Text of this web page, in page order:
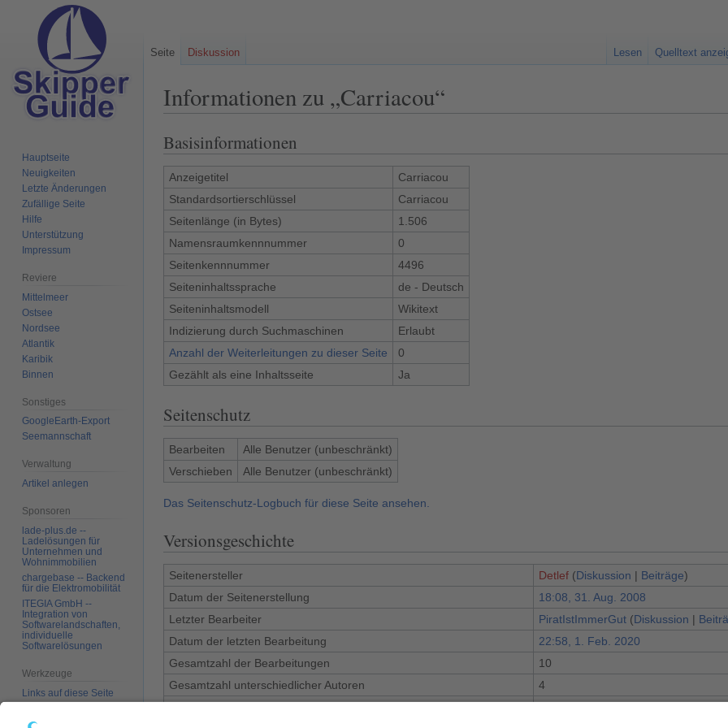
Informationen zu „Carriacou“
Zur
Navigation
springen
Zur
Suche
springen
Basisinformationen
Anzeigetitel
Carriacou
Standardsortierschlüssel
Carriacou
Seitenlänge (in Bytes)
1.506
Namensraumkennnummer
0
Seitenkennnummer
4496
Seiteninhaltssprache
de - Deutsch
Seiteninhaltsmodell
Wikitext
Indizierung durch Suchmaschinen
Erlaubt
Anzahl der Weiterleitungen zu dieser Seite
0
Gezählt als eine Inhaltsseite
Ja
Seitenschutz
Bearbeiten
Alle Benutzer (unbeschränkt)
Verschieben
Alle Benutzer (unbeschränkt)
Das Seitenschutz-Logbuch für diese Seite ansehen.
Versionsgeschichte
Seitenersteller Detlef (Diskussion | Beiträge)
Datum der Seitenerstellung
18:08, 31. Aug. 2008
Letzter Bearbeiter
PiratIstImmerGut (Diskussion |
Datum der letzten Bearbeitung
22:58, 1. Feb. 2020
Gesamtzahl der Bearbeitungen
10
Gesamtzahl unterschiedlicher Autoren
4
Seite Diskussion Lesen Quelltext
Hauptseite
Neuigkeiten
Letzte Änderungen
Zufällige Seite
Hilfe
Unterstützung
Impressum
Reviere
Mittelmeer
Ostsee
Nordsee
Atlantik
Karibik
Binnen
Sonstiges
GoogleEarth-Export
Seemannschaft
Verwaltung
Artikel anlegen
Sponsoren
lade-plus.de --
Ladelösungen für
Unternehmen und
Wohnimmobilien
chargebase -- Backend
für die Elektromobilität
ITEGIA GmbH --
Integration von
Softwarelandschaften,
individuelle
Softwarelösungen
Werkzeuge
Links auf diese Seite